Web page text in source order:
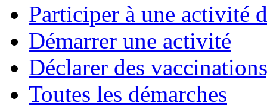
Participer à une activité
Démarrer une activité
Déclarer des
Toutes les démarches